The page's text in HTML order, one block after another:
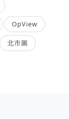
OpView
北市圖